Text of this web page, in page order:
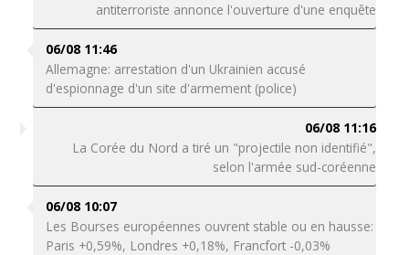
antiterroriste annonce l'ouverture d'une enquête
06/08 11:46
Allemagne: arrestation d'un Ukrainien accusé
d'espionnage d'un site d'armement (police)
06/08 11:16
La Corée du Nord a tiré un "projectile non identifié",
selon l'armée sud-coréenne
06/08 10:07
Les Bourses européennes ouvrent stable ou en hausse:
Paris +0,59%, Londres +0,18%, Francfort -0,03%